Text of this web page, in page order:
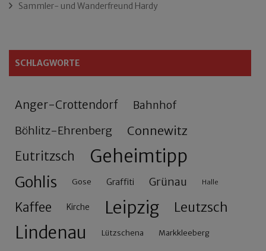
Sammler- und Wanderfreund Hardy
SCHLAGWORTE
Anger-Crottendorf Bahnhof
Böhlitz-Ehrenberg Connewitz
Eutritzsch Geheimtipp
Gohlis Gose Graffiti Grünau Halle
Kaffee Kirche Leipzig Leutzsch
Lindenau Lützschena Markkleeberg